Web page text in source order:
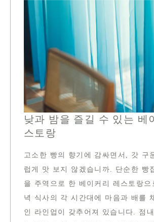
낮과 밤을 즐길 수 있는 베
스토랑
고소한 빵의 향기에 감싸면서, 갓 구
럽게 맛 보지 않겠습니까. 단순한 빵
을 주역으로 한 베이커리 레스토랑으
녁 식사의 각 시간대에 마음과 배를
인 라인업이 갖추어져 있습니다. 점내